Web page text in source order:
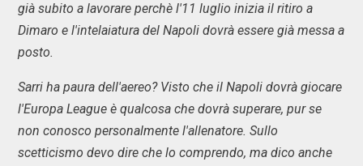
già subito a lavorare perchè l'11 luglio inizia il ritiro a
Dimaro e l'intelaiatura del Napoli dovrà essere già messa a
posto.
Sarri ha paura dell'aereo? Visto che il Napoli dovrà giocare
l'Europa League è qualcosa che dovrà superare, pur se
non conosco personalmente l'allenatore. Sullo
scetticismo devo dire che lo comprendo, ma dico anche